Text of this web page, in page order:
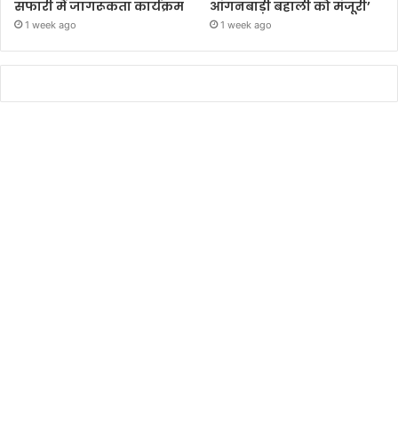
सफारी में जागरूकता कार्यक्रम
1 week ago
आंगनबाड़ी बहाली को मंजूरी’
1 week ago